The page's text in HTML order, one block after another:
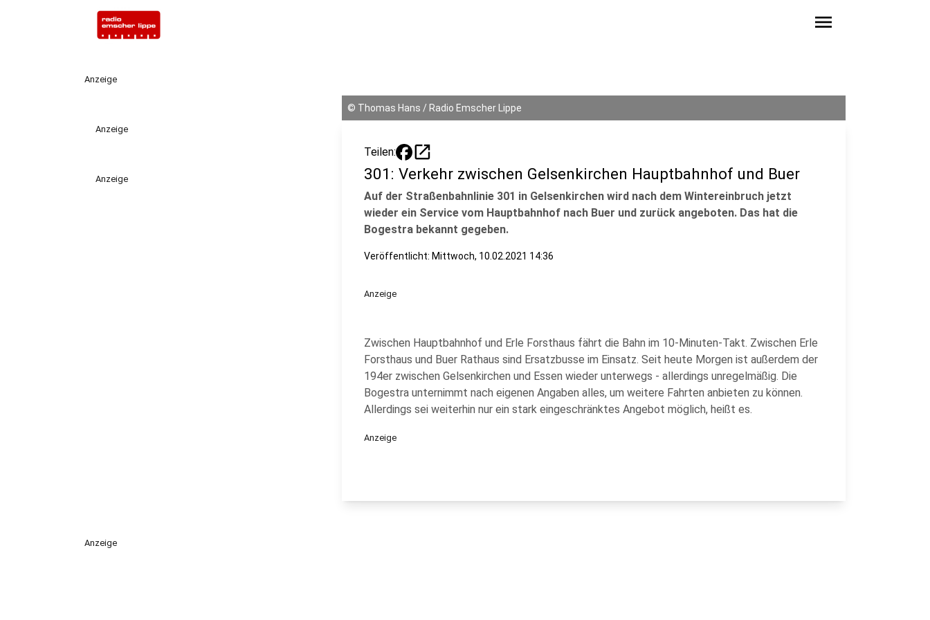
menu
Anzeige
Anzeige
Anzeige
© Thomas Hans / Radio Emscher Lippe
Teilen: open_in_new
301: Verkehr zwischen Gelsenkirchen Hauptbahnhof und Buer
Auf der Straßenbahnlinie 301 in Gelsenkirchen wird nach dem Wintereinbruch jetzt
wieder ein Service vom Hauptbahnhof nach Buer und zurück angeboten. Das hat die
Bogestra bekannt gegeben.
Veröffentlicht: Mittwoch, 10.02.2021 14:36
Anzeige
Zwischen Hauptbahnhof und Erle Forsthaus fährt die Bahn im 10-Minuten-Takt. Zwischen Erle
Forsthaus und Buer Rathaus sind Ersatzbusse im Einsatz. Seit heute Morgen ist außerdem der
194er zwischen Gelsenkirchen und Essen wieder unterwegs - allerdings unregelmäßig. Die
Bogestra unternimmt nach eigenen Angaben alles, um weitere Fahrten anbieten zu können.
Allerdings sei weiterhin nur ein stark eingeschränktes Angebot möglich, heißt es.
Anzeige
Anzeige